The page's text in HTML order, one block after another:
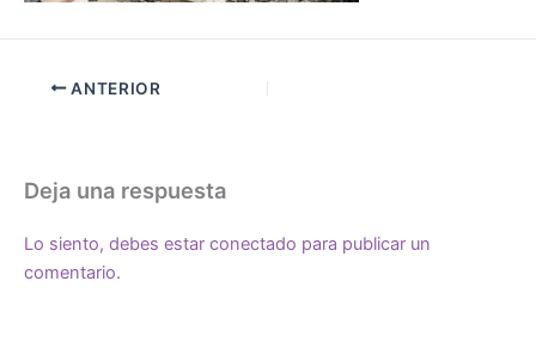
ANTERIOR
Deja una respuesta
Lo siento, debes estar conectado para publicar un
comentario.